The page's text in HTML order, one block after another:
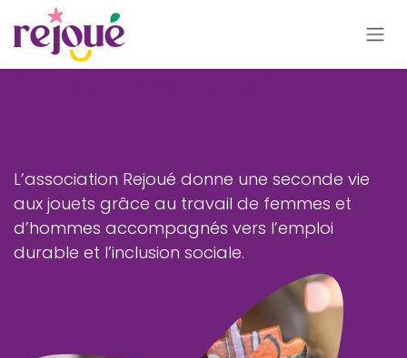
Se rendre au contenu
L’association Rejoué donne une seconde vie
aux jouets grâce au travail de femmes et
d’hommes accompagnés vers l’emploi
durable et l’inclusion sociale.